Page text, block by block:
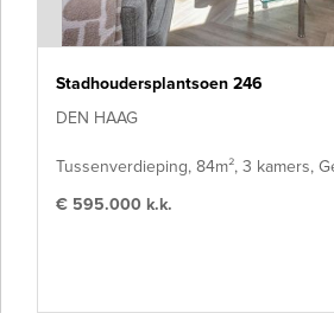
Stadhoudersplantsoen 246
DEN HAAG
Tussenverdieping, 84m², 3 kamers,
€ 595.000 k.k.